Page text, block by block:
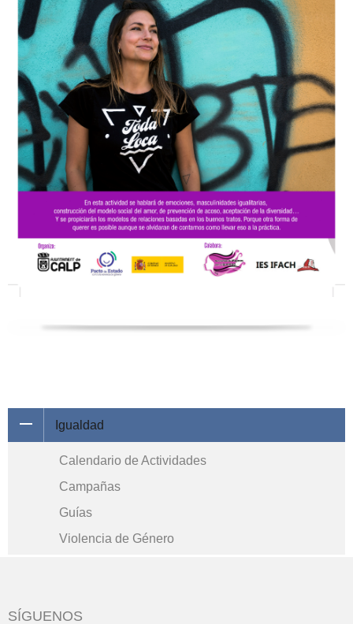
Igualdad
Calendario de Actividades
Campañas
Guías
Violencia de Género
SÍGUENOS